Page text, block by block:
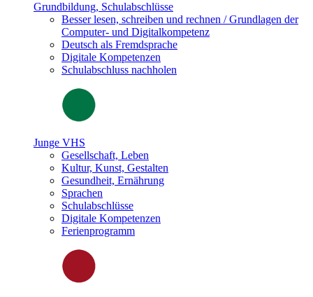
Grundbildung, Schulabschlüsse
Besser lesen, schreiben und rechnen / Grundlagen der
Computer- und Digitalkompetenz
Deutsch als Fremdsprache
Digitale Kompetenzen
Schulabschluss nachholen
Junge VHS
Gesellschaft, Leben
Kultur, Kunst, Gestalten
Gesundheit, Ernährung
Sprachen
Schulabschlüsse
Digitale Kompetenzen
Ferienprogramm